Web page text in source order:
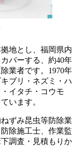
地とし、福岡県内
バーする、約40年
業者です。1970年
ブリ・ネズミ・ハ
イタチ・コウモ
います。
ずみ昆虫等防除業
除施工士、作業監
調査・見積もりか